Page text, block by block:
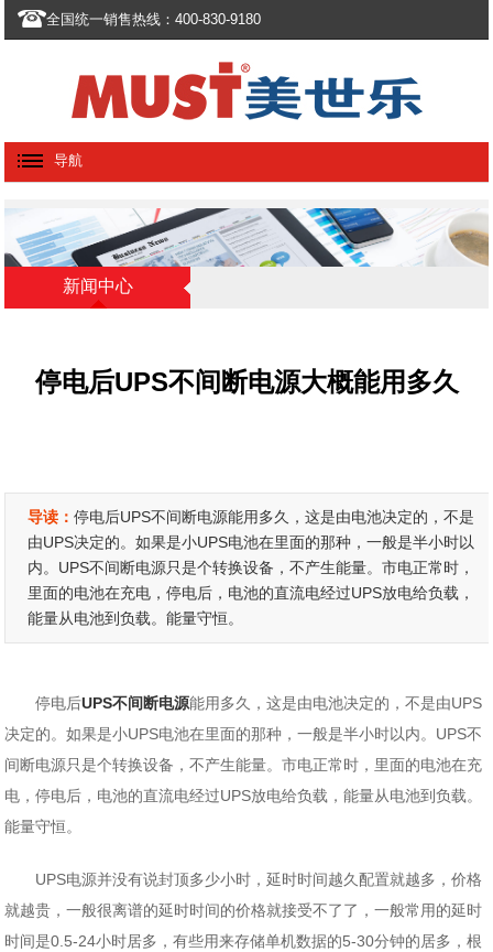
全国统一销售热线：400-830-9180
导航
新闻中心
停电后UPS不间断电源大概能用多久
导读：停电后UPS不间断电源能用多久，这是由电池决定的，不是
由UPS决定的。如果是小UPS电池在里面的那种，一般是半小时以
内。UPS不间断电源只是个转换设备，不产生能量。市电正常时，
里面的电池在充电，停电后，电池的直流电经过UPS放电给负载，
能量从电池到负载。能量守恒。
停电后UPS不间断电源能用多久，这是由电池决定的，不是由UPS
决定的。如果是小UPS电池在里面的那种，一般是半小时以内。UPS不
间断电源只是个转换设备，不产生能量。市电正常时，里面的电池在充
电，停电后，电池的直流电经过UPS放电给负载，能量从电池到负载。
能量守恒。
UPS电源并没有说封顶多少小时，延时时间越久配置就越多，价格
就越贵，一般很离谱的延时时间的价格就接受不了了，一般常用的延时
时间是0.5-24小时居多，有些用来存储单机数据的5-30分钟的居多，根